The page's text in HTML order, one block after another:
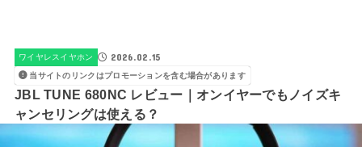
ワイヤレスイヤホン 2026.02.15
当サイトのリンクはプロモーションを含む場合があります
JBL TUNE 680NC レビュー｜オンイヤーでもノイズキ
ャンセリングは使える？